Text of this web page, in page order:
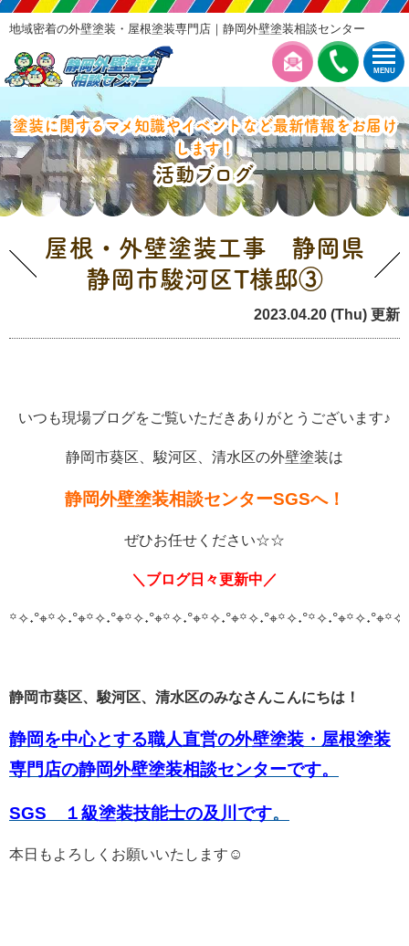
MENU
地域密着の外壁塗装・屋根塗装専門店｜静岡外壁塗装相談センター
塗装に関するマメ知識やイベントなど最新情報をお届け
します！
活動ブログ
屋根・外壁塗装工事 静岡県
静岡市駿河区T様邸③
2023.04.20 (Thu) 更新
いつも現場ブログをご覧いただきありがとうございます♪
静岡市葵区、駿河区、清水区の外壁塗装は
静岡外壁塗装相談センターSGSへ！
ぜひお任せください☆☆
＼ブログ日々更新中／
꙳✧˖°⌖꙳✧˖°⌖꙳✧˖°⌖꙳✧˖°⌖꙳✧˖°⌖꙳✧˖°⌖꙳✧˖°⌖꙳✧˖°
静岡市葵区、駿河区、清水区のみなさんこんにちは！
静岡を中心とする職人直営の外壁塗装・屋根塗装
専門店の静岡外壁塗装相談センターです。
SGS １級塗装技能士の及川です。
本日もよろしくお願いいたします☺